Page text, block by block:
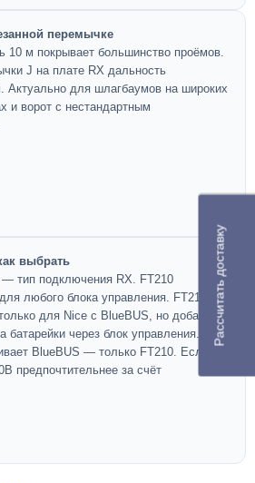
перемычке
10 м покрывает большинство проёмов.
J на плате RX дальность
Актуально для шлагбаумов на широких
и ворот с нестандартным
выбрать
— тип подключения RX. FT210
любого блока управления. FT210B
для Nice с BlueBUS, но добавляет
батарейки через блок управления.
BlueBUS — только FT210. Если
предпочтительнее за счёт
Рассчитать доставку